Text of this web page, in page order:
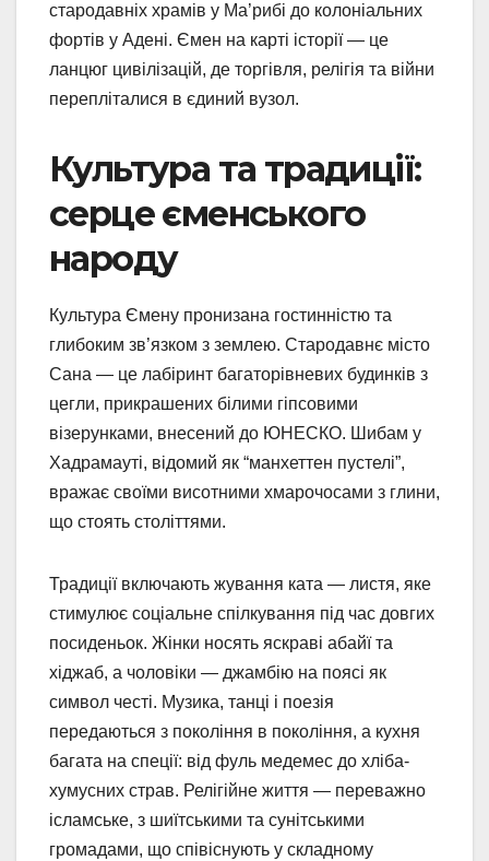
стародавніх храмів у Ма’рибі до колоніальних
фортів у Адені. Ємен на карті історії — це
ланцюг цивілізацій, де торгівля, релігія та війни
перепліталися в єдиний вузол.
Культура та традиції:
серце єменського
народу
Культура Ємену пронизана гостинністю та
глибоким зв’язком з землею. Стародавнє місто
Сана — це лабіринт багаторівневих будинків з
цегли, прикрашених білими гіпсовими
візерунками, внесений до ЮНЕСКО. Шибам у
Хадрамауті, відомий як “манхеттен пустелі”,
вражає своїми висотними хмарочосами з глини,
що стоять століттями.
Традиції включають жування ката — листя, яке
стимулює соціальне спілкування під час довгих
посиденьок. Жінки носять яскраві абайї та
хіджаб, а чоловіки — джамбію на поясі як
символ честі. Музика, танці і поезія
передаються з покоління в покоління, а кухня
багата на спеції: від фуль медемес до хліба-
хумусних страв. Релігійне життя — переважно
ісламське, з шиїтськими та сунітськими
громадами, що співіснують у складному